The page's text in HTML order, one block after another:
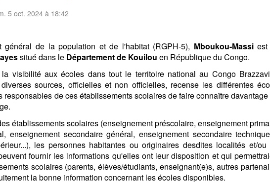
5 oct. 2024 à 18:42
général de la population et de l'habitat (RGPH-5), Mboukou-Massiest
situé dans le Département de Kouilou en République du Congo.
visibilité aux écoles dans tout le territoire national au Congo
sources, officielles et non officielles, recense les différentes
responsables de ces établissements scolaires de faire connaître
établissements scolaires (enseignement préscolaire, enseignement
enseignement secondaire général, enseignement secondaire
les personnes habitantes ou originaires desdites localités et/ou
fournir les informations qu'elles ont leur disposition et qui
scolaires (parents, élèves/étudiants, enseignant(e)s, autres
la bonne information concernant les écoles disponibles.